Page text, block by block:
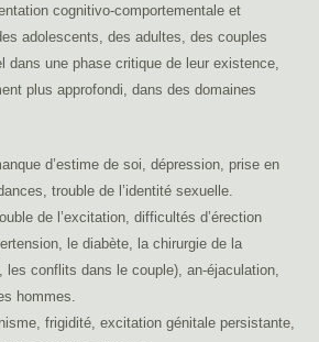
cognitivo-comportementale et
adolescents, des adultes, des couples
dans une phase critique de leur existence,
plus approfondi, dans des domaines
d’estime de soi, dépression, prise en
trouble de l’identité sexuelle.
de l’excitation, difficultés d’érection
le diabète, la chirurgie de la
les conflits dans le couple), an-éjaculation,
hommes.
frigidité, excitation génitale persistante,